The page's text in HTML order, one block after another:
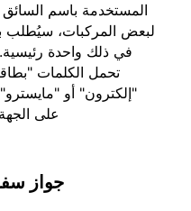
المستخدمة باسم
لبعض المركبات، سيُطلب
في ذلك واحدة
تحمل الكلمات
"إلكترون" أو
على
جواز